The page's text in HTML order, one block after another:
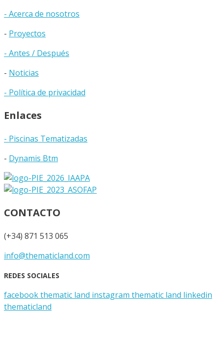
- Acerca de nosotros
- Proyectos
- Antes / Después
- Noticias
- Política de privacidad
Enlaces
- Piscinas Tematizadas
- Dynamis Btm
CONTACTO
(+34) 871 513 065
info@thematicland.com
REDES SOCIALES
facebook thematic land instagram thematic land linkedin
thematicland